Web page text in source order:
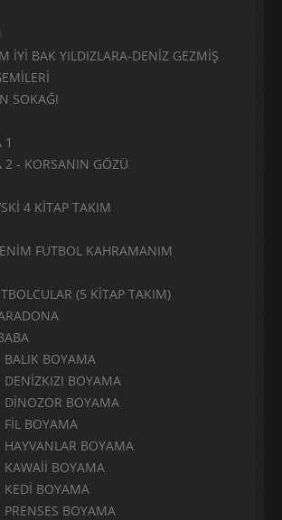
İYİ BAK YILDIZLARA-DENİZ GEZMİŞ
SOKAĞI
1
2 - KORSANIN GÖZÜ
4 KİTAP TAKIM
FUTBOL KAHRAMANIM
(5 KİTAP TAKIM)
BALIK BOYAMA
DENİZKIZI BOYAMA
DİNOZOR BOYAMA
FİL BOYAMA
HAYVANLAR BOYAMA
KAWAİİ BOYAMA
KEDİ BOYAMA
PRENSES BOYAMA